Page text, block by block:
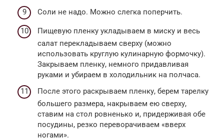
Соли не надо. Можно слегка поперчить.
Пищевую пленку укладываем в миску и весь
салат перекладываем сверху (можно
использовать круглую кулинарную формочку).
Закрываем пленку, немного придавливая
руками и убираем в холодильник на полчаса.
После этого раскрываем пленку, берем тарелку
большего размера, накрываем ею сверху,
ставим на стол ровненько и, придерживая обе
посудины, резко переворачиваем «вверх
ногами».